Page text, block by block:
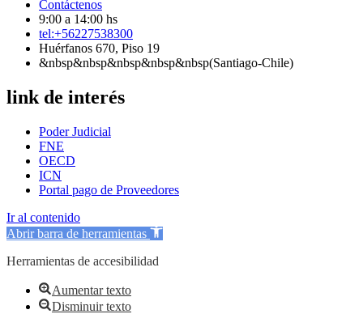
Contáctenos
9:00 a 14:00 hs
tel:+56227538300
Huérfanos 670, Piso 19
&nbsp&nbsp&nbsp&nbsp&nbsp(Santiago-Chile)
link de interés
Poder Judicial
FNE
OECD
ICN
Portal pago de Proveedores
Ir al contenido
Abrir barra de herramientas
Herramientas de accesibilidad
Aumentar texto
Disminuir texto